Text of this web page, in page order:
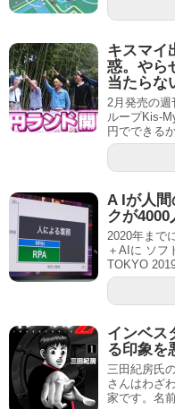
キスマイ
惑。やら
当たらな
2月発売の週
ループKis-
円でできる
A Iが人
クが4000
2020年まで
＋AIに ソフ
TOKYO
インベス
る印象を
三田紀房氏
さんはわざ
家です。名